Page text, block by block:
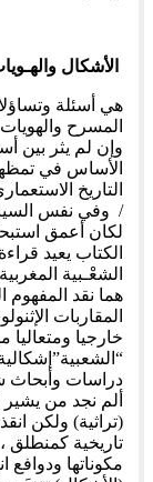
الأشكال
هي أسئلة
المسرح
وإن لم يثر بين
الأساس في
التاريخ
/ وفي نفس
لكان أعمق
الكتاب يعيد
الشعْـبية
هما نقد المفهوم
المقاربات
خارجيا ومتعاليا
دراسات وأبحاث
ألم نجد من
(تراثية) ولكن
تاريخية كمنطلق
مكوناتها